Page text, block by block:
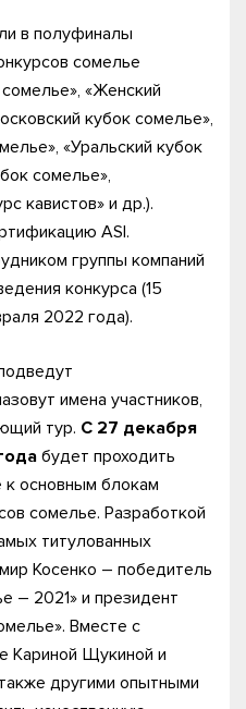
в полуфиналы
сомелье
«Женский
кубок сомелье»,
«Уральский кубок
сомелье»,
кавистов» и др.).
ASI.
группы компаний
конкурса (15
2022 года).
имена участников,
тур. С 27 декабря
будет проходить
к основным блокам
сомелье. Разработкой
титулованных
Косенко – победитель
– 2021» и президент
Вместе с
Кариной Щукиной и
другими опытными